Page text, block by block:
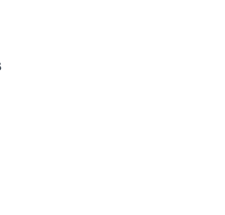
个性化的音视频互动效果